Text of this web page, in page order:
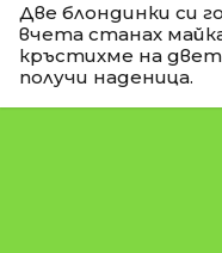
Две блондинки си
вчета станах
кръстихме на
получи наденица.